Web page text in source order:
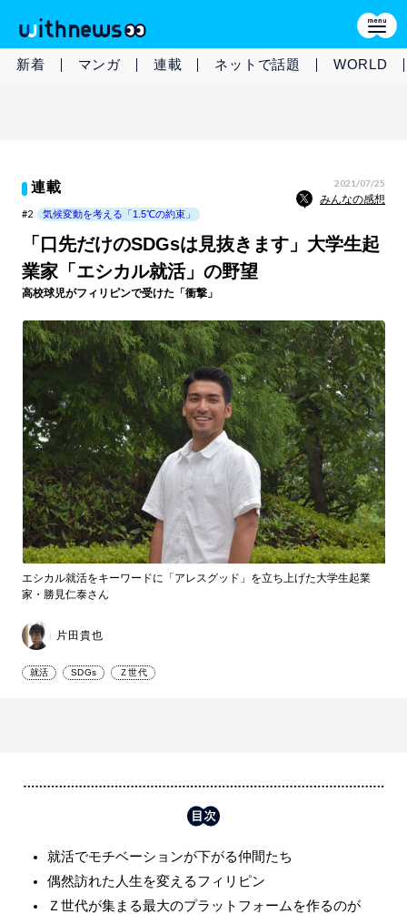
新着 マンガ 連載 ネットで話題 WORLD
連載 2021/07/25
みんなの感想
#2 気候変動を考える「1.5℃の約束」
「口先だけのSDGsは見抜きます」大学生起
業家「エシカル就活」の野望
高校球児がフィリピンで受けた「衝撃」
エシカル就活をキーワードに「アレスグッド」を立ち上げた大学生起業
家・勝見仁泰さん
片田貴也
就活 SDGs Ｚ世代
就活でモチベーションが下がる仲間たち
偶然訪れた人生を変えるフィリピン
Ｚ世代が集まる最大のプラットフォームを作るのが